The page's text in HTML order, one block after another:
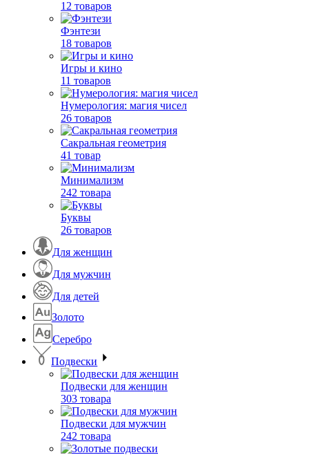
12 товаров
Фэнтези
18 товаров
Игры и кино
11 товаров
Нумерология: магия чисел
26 товаров
Сакральная геометрия
41 товар
Минимализм
242 товара
Буквы
26 товаров
Для женщин
Для мужчин
Для детей
Золото
Серебро
Подвески
Подвески для женщин
303 товара
Подвески для мужчин
242 товара